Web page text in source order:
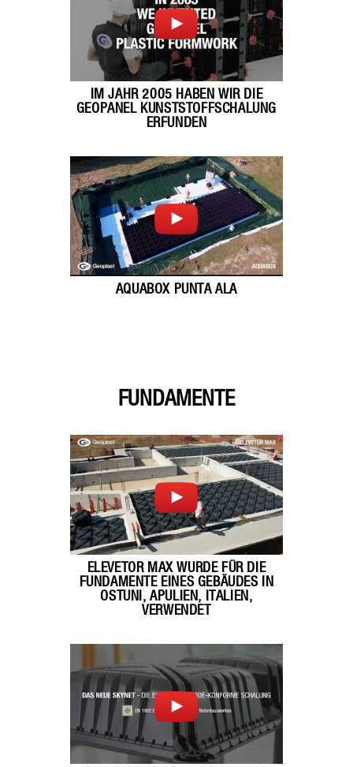
IM JAHR 2005 HABEN WIR DIE
GEOPANEL KUNSTSTOFFSCHALUNG
ERFUNDEN
AQUABOX PUNTA ALA
FUNDAMENTE
ELEVETOR MAX WURDE FÜR DIE
FUNDAMENTE EINES GEBÄUDES IN
OSTUNI, APULIEN, ITALIEN,
VERWENDET